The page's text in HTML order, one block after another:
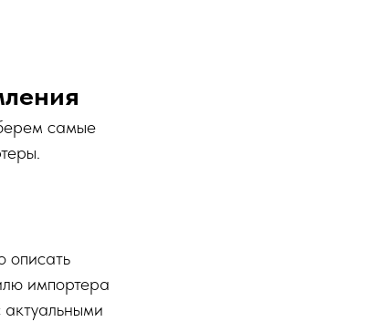
самые
описать
импортера